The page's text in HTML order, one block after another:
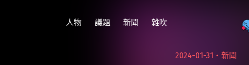
人物 議題 新聞 雜吹
2024-01-31・新聞